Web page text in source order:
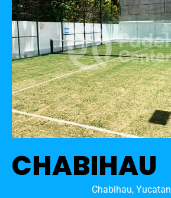
CHABIHAU
Chabihau, Yucatan